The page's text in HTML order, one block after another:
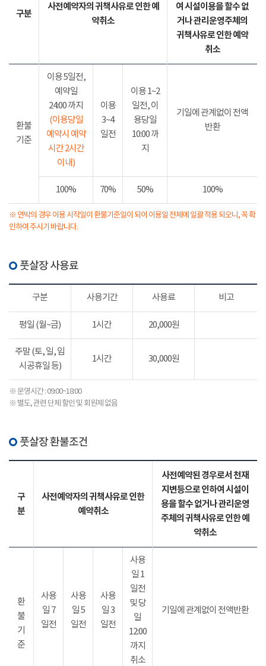
구분
사전예약자의 귀책사유로 인한 예
약취소
여 시설이용을 할수 없
거나 관리운영주체의
귀책사유로 인한 예약
취소
환불
기준
이용 5일전,
예약일
24:00 까지
(이용당일
예약시 예약
시간 2시간
이내)
이용
3~4
일전
이용 1~2
일전, 이
용당일
10:00 까
지
기일에 관계없이 전액
반환
100% 70% 50% 100%
※ 연박의 경우 이용 시작일이 환불기준일이 되어 이용일 전체에 일괄 적용 되오니, 꼭 확
인하여 주시기 바랍니다.
풋살장 사용료
구분 사용기간 사용료 비고
평일 (월~금) 1시간 20,000원
주말 (토, 일, 임
시공휴일 등)
1시간 30,000원
※ 운영시간 : 09:00~18:00
※ 별도, 관련 단체 할인 및 회원제 없음
풋살장 환불조건
구
분
사전예약자의 귀책사유로 인한
예약취소
사전예약된 경우로서 천재
지변등으로 인하여 시설이
용을 할수 없거나 관리운영
주체의 귀책사유로 인한 예
약취소
환
불
기
준
사용
일 7
일전
사용
일 5
일전
사용
일 3
일전
사용
일 1
일전
및 당
일
12:00
까지
취소
기일에 관계없이 전액반환